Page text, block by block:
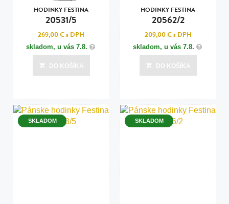
HODINKY FESTINA
20531/5
269,00 €s DPH
skladom, u vás 7.8.
DO KOŠÍKA
HODINKY FESTINA
20562/2
209,00 €s DPH
skladom, u vás 7.8.
DO KOŠÍKA
SKLADOM SKLADOM